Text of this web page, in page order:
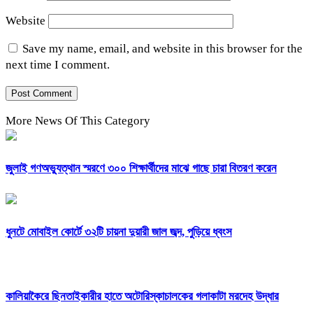
Website
Save my name, email, and website in this browser for the
next time I comment.
More News Of This Category
জুলাই গণঅভ্যুত্থান স্মরণে ৩০০ শিক্ষার্থীদের মাঝে গাছে চারা বিতরণ করেন
ধুনটে মোবাইল কোর্টে ৩২টি চায়না দুয়ারী জাল জব্দ, পুড়িয়ে ধ্বংস
কালিয়াকৈরে ছিনতাইকারীর হাতে অটোরিস্কাচালকের গলাকাটা মরদেহ উদ্ধার